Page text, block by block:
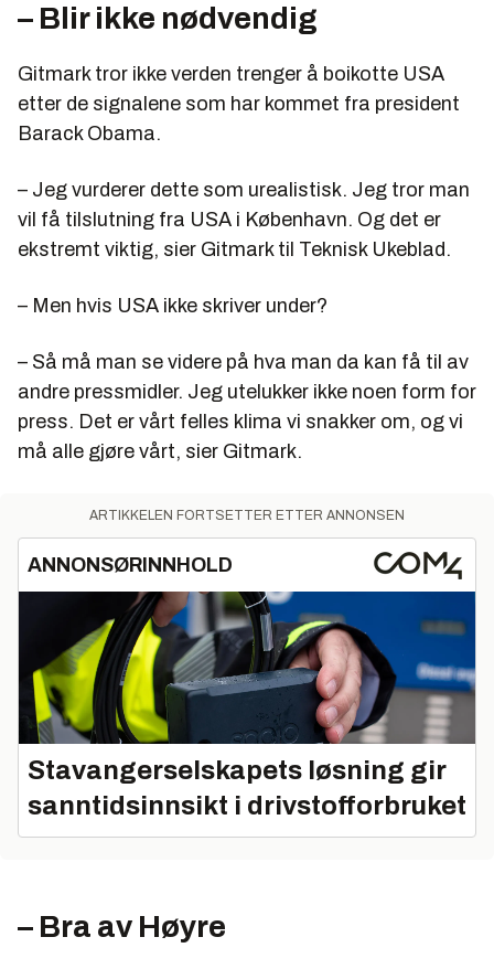
– Blir ikke nødvendig
Gitmark tror ikke verden trenger å boikotte USA
etter de signalene som har kommet fra president
Barack Obama.
– Jeg vurderer dette som urealistisk. Jeg tror man
vil få tilslutning fra USA i København. Og det er
ekstremt viktig, sier Gitmark til Teknisk Ukeblad.
– Men hvis USA ikke skriver under?
– Så må man se videre på hva man da kan få til av
andre pressmidler. Jeg utelukker ikke noen form for
press. Det er vårt felles klima vi snakker om, og vi
må alle gjøre vårt, sier Gitmark.
ARTIKKELEN FORTSETTER ETTER ANNONSEN
ANNONSØRINNHOLD
Stavangerselskapets løsning gir
sanntidsinnsikt i drivstofforbruket
– Bra av Høyre